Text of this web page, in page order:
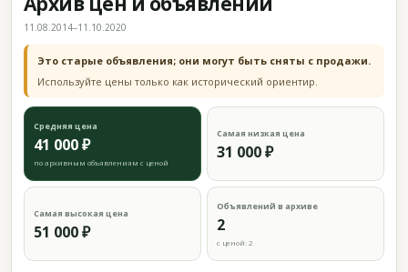
11.08.2014–11.10.2020
Это старые объявления; они могут быть сняты с продажи.
Используйте цены только как исторический ориентир.
Средняя цена
41 000 ₽
по архивным объявлениям с ценой
Самая низкая цена
31 000 ₽
Самая высокая цена
51 000 ₽
Объявлений в архиве
2
с ценой: 2